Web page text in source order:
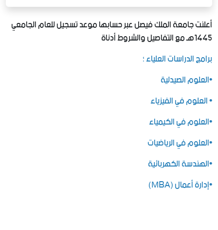
أعلنت جامعة الملك فيصل عبر حسابها موعد تسجيل للعام الجامعي
1445هـ مع التفاصيل والشروط أدناة
برامج الدراسات العلياء؛
•العلوم الصيدلية
• العلوم في الفيزياء
•العلوم في الكيمياء
•العلوم في الرياضيات
•الهندسة الكهربائية
•إدارة أعمال (MBA)